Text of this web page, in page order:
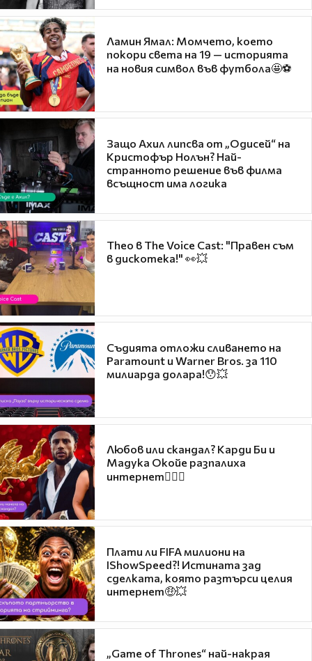
Ламин Ямал: Момчето, което
покори света на 19 — историята
на новия символ във футбола🤩⚽
Защо Ахил липсва от „Одисей“ на
Кристофър Нолън? Най-
странното решение във филма
всъщност има логика
Theo в The Voice Cast: "Правен съм
в дискотека!" 👀💥
Съдията отложи сливането на
Paramount и Warner Bros. за 110
милиарда долара!😯💥
Любов или скандал? Карди Би и
Мадука Окойе разпалиха
интернет❤️‍🔥🔥
Плати ли FIFA милиони на
IShowSpeed?! Истината зад
сделката, която разтърси целия
интернет🤑💥
„Game of Thrones“ най-накрая